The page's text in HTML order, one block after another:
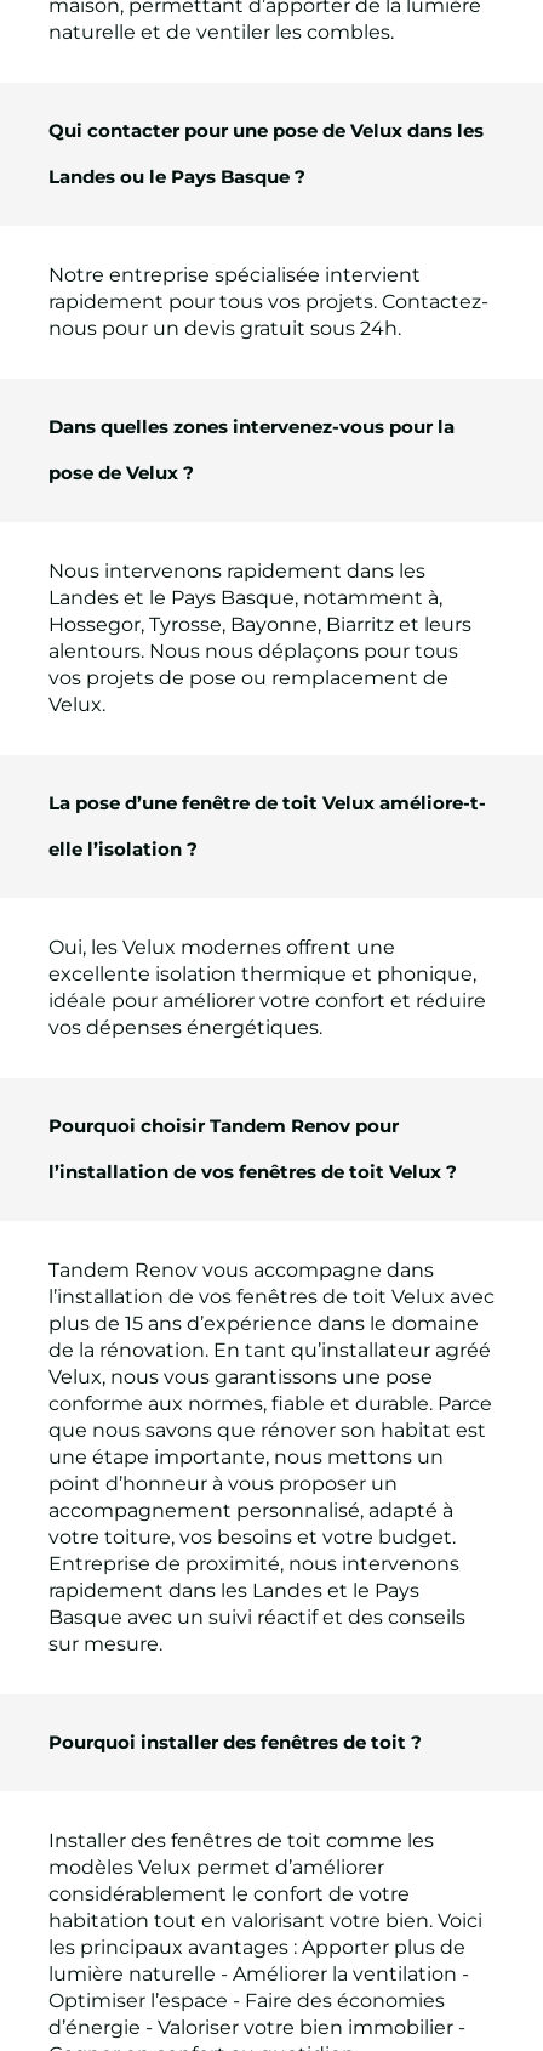
maison, permettant d’apporter de la lumière
naturelle et de ventiler les combles.
Qui contacter pour une pose de Velux dans les
Landes ou le Pays Basque ?
Notre entreprise spécialisée intervient
rapidement pour tous vos projets. Contactez-
nous pour un devis gratuit sous 24h.
Dans quelles zones intervenez-vous pour la
pose de Velux ?
Nous intervenons rapidement dans les
Landes et le Pays Basque, notamment à,
Hossegor, Tyrosse, Bayonne, Biarritz et leurs
alentours. Nous nous déplaçons pour tous
vos projets de pose ou remplacement de
Velux.
La pose d’une fenêtre de toit Velux améliore-t-
elle l’isolation ?
Oui, les Velux modernes offrent une
excellente isolation thermique et phonique,
idéale pour améliorer votre confort et réduire
vos dépenses énergétiques.
Pourquoi choisir Tandem Renov pour
l’installation de vos fenêtres de toit Velux ?
Tandem Renov vous accompagne dans
l’installation de vos fenêtres de toit Velux avec
plus de 15 ans d’expérience dans le domaine
de la rénovation. En tant qu’installateur agréé
Velux, nous vous garantissons une pose
conforme aux normes, fiable et durable. Parce
que nous savons que rénover son habitat est
une étape importante, nous mettons un
point d’honneur à vous proposer un
accompagnement personnalisé, adapté à
votre toiture, vos besoins et votre budget.
Entreprise de proximité, nous intervenons
rapidement dans les Landes et le Pays
Basque avec un suivi réactif et des conseils
sur mesure.
Pourquoi installer des fenêtres de toit ?
Installer des fenêtres de toit comme les
modèles Velux permet d’améliorer
considérablement le confort de votre
habitation tout en valorisant votre bien. Voici
les principaux avantages : Apporter plus de
lumière naturelle - Améliorer la ventilation -
Optimiser l’espace - Faire des économies
d’énergie - Valoriser votre bien immobilier -